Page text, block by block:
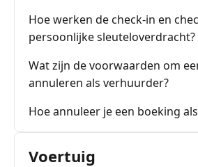
Hoe werken de check-in en
persoonlijke sleuteloverdracht?
Wat zijn de voorwaarden om
annuleren als verhuurder?
Hoe annuleer je een boeking
Voertuig